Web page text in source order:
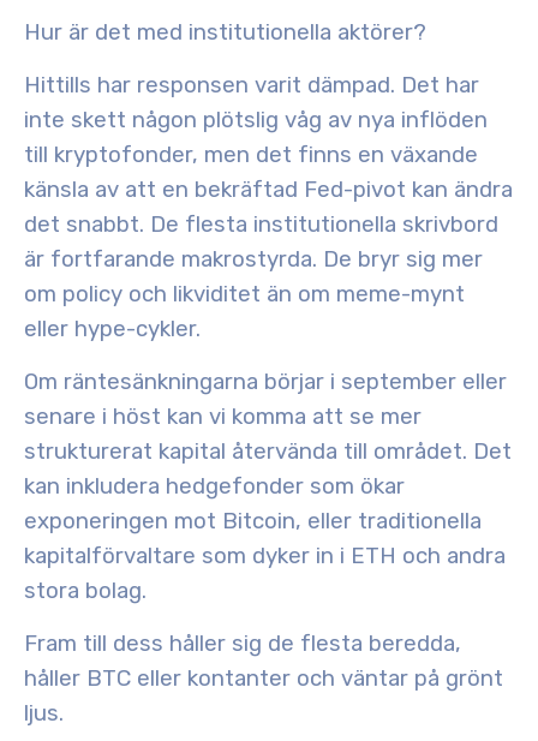
Hur är det med institutionella aktörer?
Hittills har responsen varit dämpad. Det har
inte skett någon plötslig våg av nya inflöden
till kryptofonder, men det finns en växande
känsla av att en bekräftad Fed-pivot kan ändra
det snabbt. De flesta institutionella skrivbord
är fortfarande makrostyrda. De bryr sig mer
om policy och likviditet än om meme-mynt
eller hype-cykler.
Om räntesänkningarna börjar i september eller
senare i höst kan vi komma att se mer
strukturerat kapital återvända till området. Det
kan inkludera hedgefonder som ökar
exponeringen mot Bitcoin, eller traditionella
kapitalförvaltare som dyker in i ETH och andra
stora bolag.
Fram till dess håller sig de flesta beredda,
håller BTC eller kontanter och väntar på grönt
ljus.